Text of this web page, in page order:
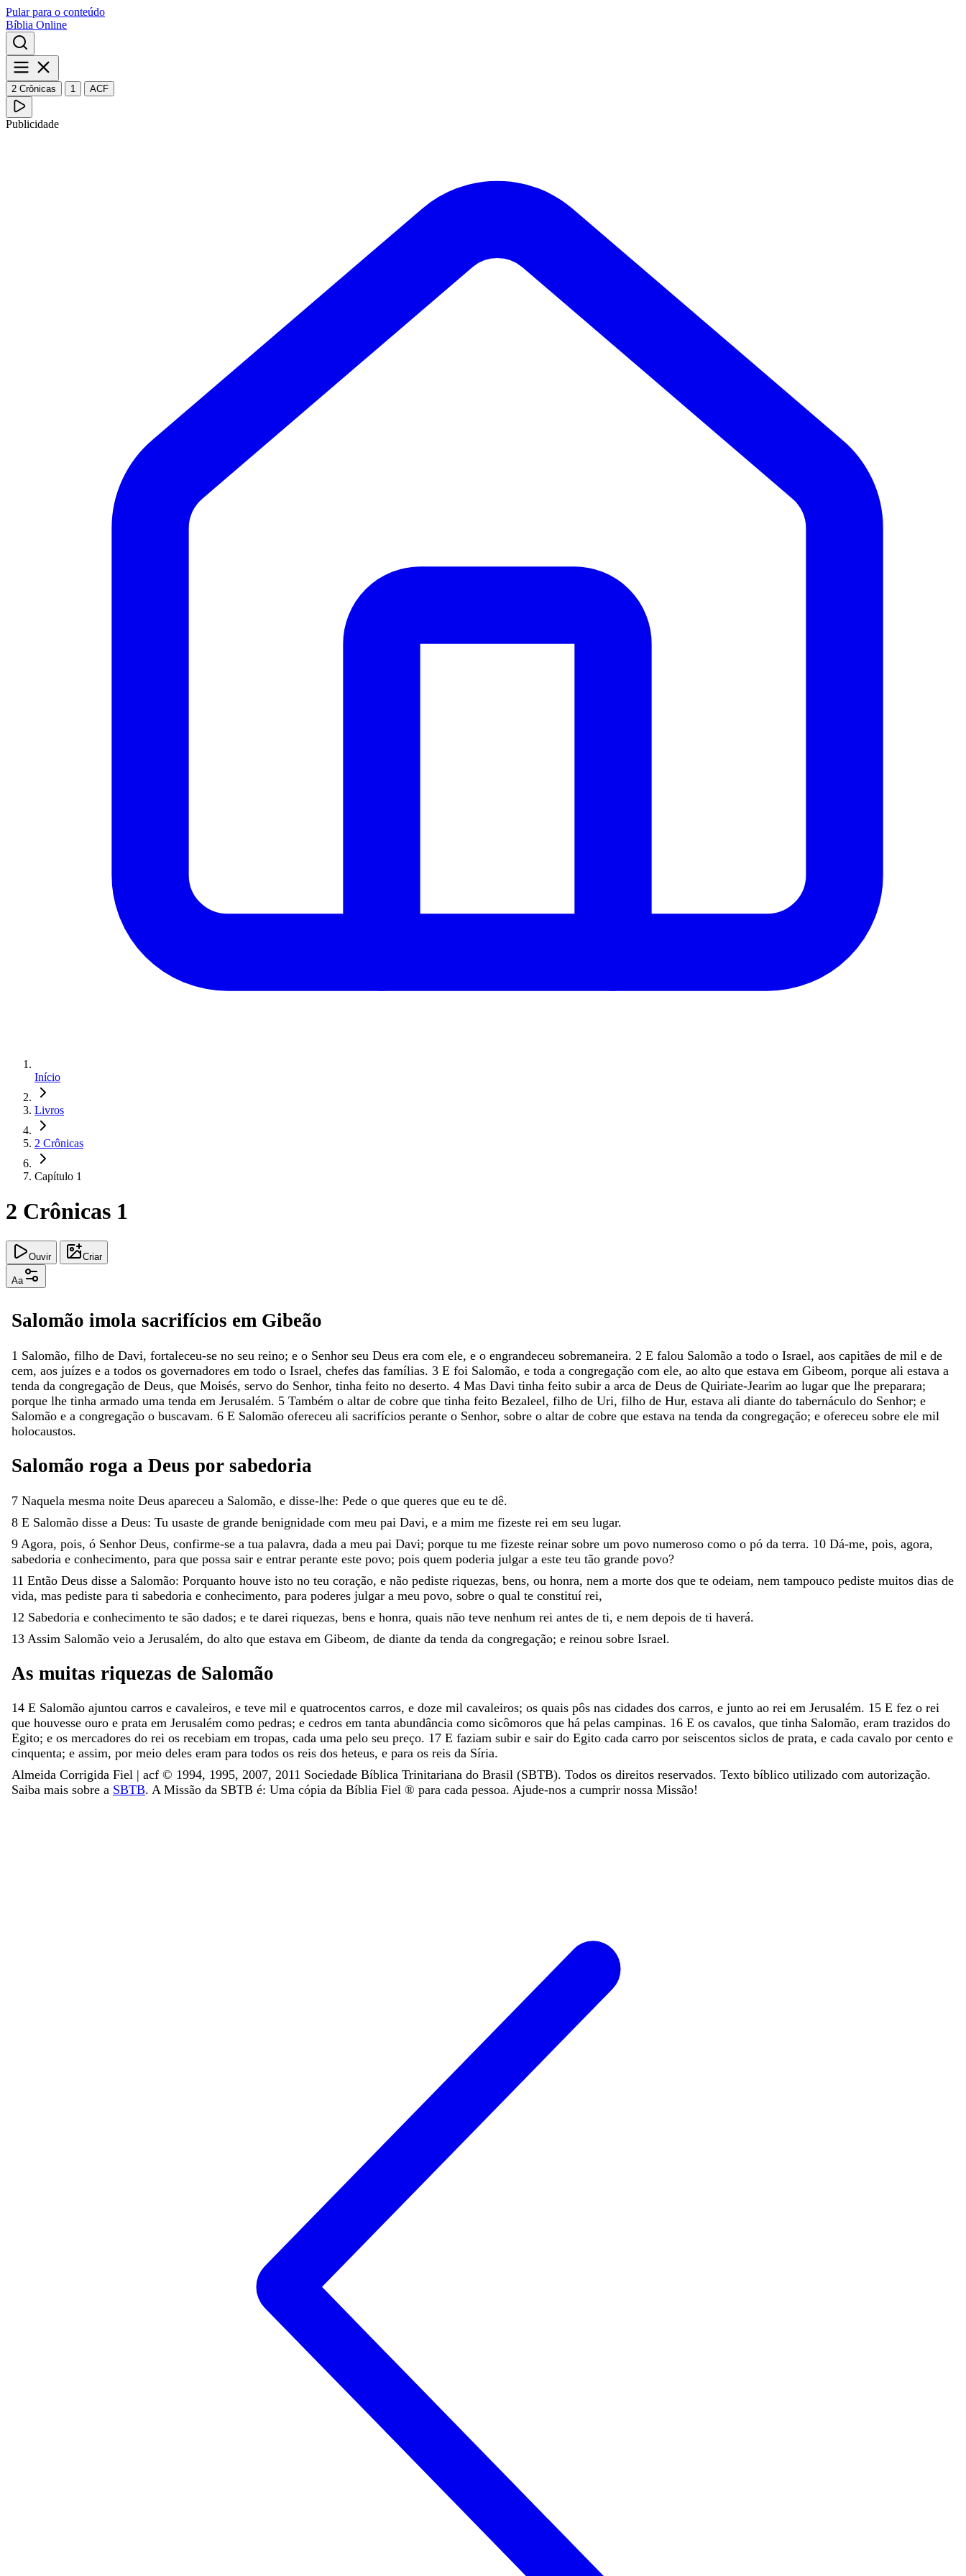
Pular para o conteúdo
Bíblia Online
2 Crônicas 1 ACF
Publicidade
Início
Livros
2 Crônicas
Capítulo 1
2 Crônicas 1
Ouvir Criar
Aa
Salomão imola sacrifícios em Gibeão
1 Salomão, filho de Davi, fortaleceu-se no seu reino; e o Senhor seu Deus era com ele, e o engrandeceu sobremaneira. 2 E falou Salomão a todo o Israel, aos capitães de mil e de
cem, aos juízes e a todos os governadores em todo o Israel, chefes das famílias. 3 E foi Salomão, e toda a congregação com ele, ao alto que estava em Gibeom, porque ali estava a
tenda da congregação de Deus, que Moisés, servo do Senhor, tinha feito no deserto. 4 Mas Davi tinha feito subir a arca de Deus de Quiriate-Jearim ao lugar que lhe preparara;
porque lhe tinha armado uma tenda em Jerusalém. 5 Também o altar de cobre que tinha feito Bezaleel, filho de Uri, filho de Hur, estava ali diante do tabernáculo do Senhor; e
Salomão e a congregação o buscavam. 6 E Salomão ofereceu ali sacrifícios perante o Senhor, sobre o altar de cobre que estava na tenda da congregação; e ofereceu sobre ele mil
holocaustos.
Salomão roga a Deus por sabedoria
7 Naquela mesma noite Deus apareceu a Salomão, e disse-lhe: Pede o que queres que eu te dê.
8 E Salomão disse a Deus: Tu usaste de grande benignidade com meu pai Davi, e a mim me fizeste rei em seu lugar.
9 Agora, pois, ó Senhor Deus, confirme-se a tua palavra, dada a meu pai Davi; porque tu me fizeste reinar sobre um povo numeroso como o pó da terra. 10 Dá-me, pois, agora,
sabedoria e conhecimento, para que possa sair e entrar perante este povo; pois quem poderia julgar a este teu tão grande povo?
11 Então Deus disse a Salomão: Porquanto houve isto no teu coração, e não pediste riquezas, bens, ou honra, nem a morte dos que te odeiam, nem tampouco pediste muitos dias de
vida, mas pediste para ti sabedoria e conhecimento, para poderes julgar a meu povo, sobre o qual te constituí rei,
12 Sabedoria e conhecimento te são dados; e te darei riquezas, bens e honra, quais não teve nenhum rei antes de ti, e nem depois de ti haverá.
13 Assim Salomão veio a Jerusalém, do alto que estava em Gibeom, de diante da tenda da congregação; e reinou sobre Israel.
As muitas riquezas de Salomão
14 E Salomão ajuntou carros e cavaleiros, e teve mil e quatrocentos carros, e doze mil cavaleiros; os quais pôs nas cidades dos carros, e junto ao rei em Jerusalém. 15 E fez o rei
que houvesse ouro e prata em Jerusalém como pedras; e cedros em tanta abundância como sicômoros que há pelas campinas. 16 E os cavalos, que tinha Salomão, eram trazidos do
Egito; e os mercadores do rei os recebiam em tropas, cada uma pelo seu preço. 17 E faziam subir e sair do Egito cada carro por seiscentos siclos de prata, e cada cavalo por cento e
cinquenta; e assim, por meio deles eram para todos os reis dos heteus, e para os reis da Síria.
Almeida Corrigida Fiel | acf ©️ 1994, 1995, 2007, 2011 Sociedade Bíblica Trinitariana do Brasil (SBTB). Todos os direitos reservados. Texto bíblico utilizado com autorização.
Saiba mais sobre a SBTB. A Missão da SBTB é: Uma cópia da Bíblia Fiel ®️ para cada pessoa. Ajude-nos a cumprir nossa Missão!